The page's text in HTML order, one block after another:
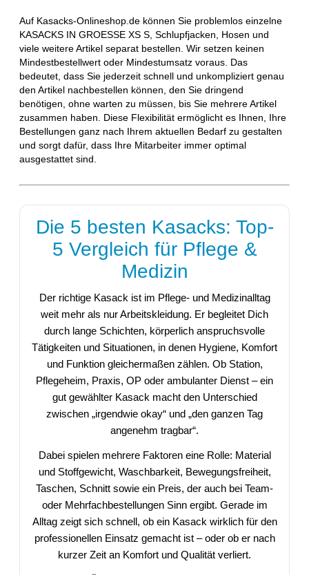
Auf Kasacks-Onlineshop.de können Sie problemlos einzelne
KASACKS IN GROESSE XS S, Schlupfjacken, Hosen und
viele weitere Artikel separat bestellen. Wir setzen keinen
Mindestbestellwert oder Mindestumsatz voraus. Das
bedeutet, dass Sie jederzeit schnell und unkompliziert genau
den Artikel nachbestellen können, den Sie dringend
benötigen, ohne warten zu müssen, bis Sie mehrere Artikel
zusammen haben. Diese Flexibilität ermöglicht es Ihnen, Ihre
Bestellungen ganz nach Ihrem aktuellen Bedarf zu gestalten
und sorgt dafür, dass Ihre Mitarbeiter immer optimal
ausgestattet sind.
Die 5 besten Kasacks: Top-
5 Vergleich für Pflege &
Medizin
Der richtige Kasack ist im Pflege- und Medizinalltag
weit mehr als nur Arbeitskleidung. Er begleitet Dich
durch lange Schichten, körperlich anspruchsvolle
Tätigkeiten und Situationen, in denen Hygiene, Komfort
und Funktion gleichermaßen zählen. Ob Station,
Pflegeheim, Praxis, OP oder ambulanter Dienst – ein
gut gewählter Kasack macht den Unterschied
zwischen „irgendwie okay“ und „den ganzen Tag
angenehm tragbar“.
Dabei spielen mehrere Faktoren eine Rolle: Material
und Stoffgewicht, Waschbarkeit, Bewegungsfreiheit,
Taschen, Schnitt sowie ein Preis, der auch bei Team-
oder Mehrfachbestellungen Sinn ergibt. Gerade im
Alltag zeigt sich schnell, ob ein Kasack wirklich für den
professionellen Einsatz gemacht ist – oder ob er nach
kurzer Zeit an Komfort und Qualität verliert.